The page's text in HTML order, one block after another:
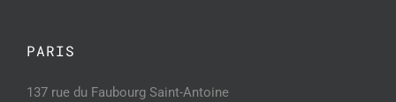
PARIS
137 rue du Faubourg Saint-Antoine